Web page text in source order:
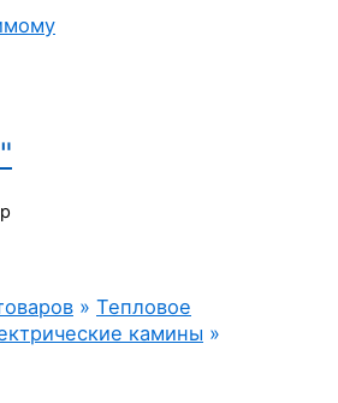
» Тепловое
камины »